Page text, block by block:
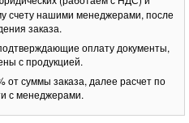
счету нашими менеджерами, после
заказа.
оплату документы,
с продукцией.
от суммы заказа, далее расчет по
с менеджерами.